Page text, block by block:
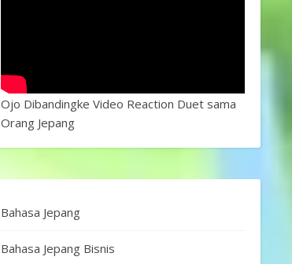
Ojo Dibandingke Video Reaction Duet sama
Orang Jepang
Bahasa Jepang
Bahasa Jepang Bisnis